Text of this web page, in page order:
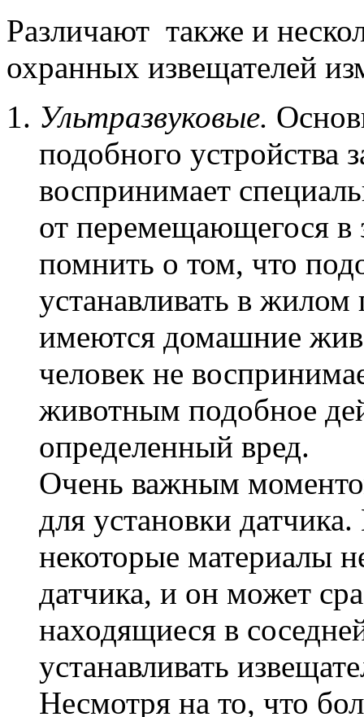
Различают также и
охранных извещателей
Ультразвуковые.
подобного устройства
воспринимает
от перемещающегося в
помнить о том, что
устанавливать в
имеются домашние
человек не
животным подобное
определенный вред.
Очень важным
для установки
некоторые материалы
датчика, и он может
находящиеся в
устанавливать
Несмотря на то, что